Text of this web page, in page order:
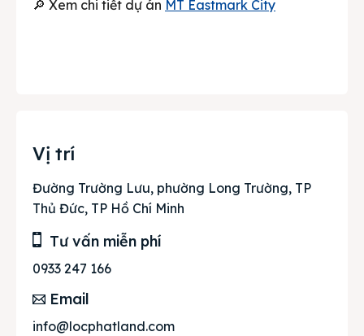
🔎 Xem chi tiết dự án MT Eastmark City
Vị trí
Đường Trường Lưu, phường Long Trường, TP
Thủ Đức, TP Hồ Chí Minh
Tư vấn miễn phí
0933 247 166
Email
info@locphatland.com